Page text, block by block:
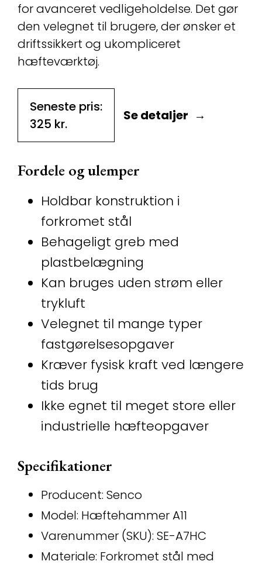
for avanceret vedligeholdelse. Det gør
den velegnet til brugere, der ønsker et
driftssikkert og ukompliceret
hæfteværktøj.
Fordele og ulemper
Holdbar konstruktion i
forkromet stål
Behageligt greb med
plastbelægning
Kan bruges uden strøm eller
trykluft
Velegnet til mange typer
fastgørelsesopgaver
Kræver fysisk kraft ved længere
tids brug
Ikke egnet til meget store eller
industrielle hæfteopgaver
Specifikationer
Producent: Senco
Model: Hæftehammer A11
Varenummer (SKU): SE-A7HC
Materiale: Forkromet stål med
Seneste pris:
325 kr.
Se detaljer